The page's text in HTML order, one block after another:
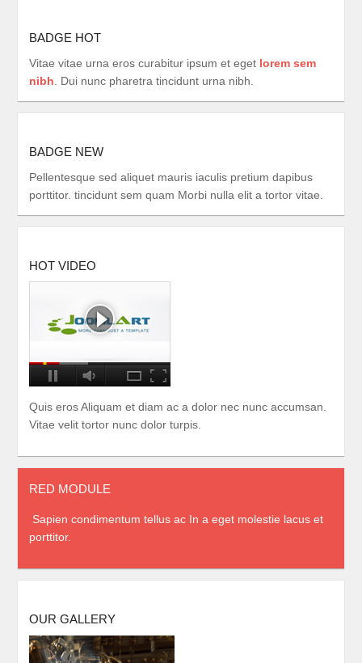
BADGE HOT
Vitae vitae urna eros curabitur ipsum et eget lorem sem
nibh . Dui nunc pharetra tincidunt urna nibh.
BADGE NEW
Pellentesque sed aliquet mauris iaculis pretium dapibus
porttitor. tincidunt sem quam Morbi nulla elit a tortor vitae.
HOT VIDEO
Quis eros Aliquam et diam ac a dolor nec nunc accumsan.
Vitae velit tortor nunc dolor turpis.
RED MODULE
Sapien condimentum tellus ac In a eget molestie lacus et
porttitor.
OUR GALLERY